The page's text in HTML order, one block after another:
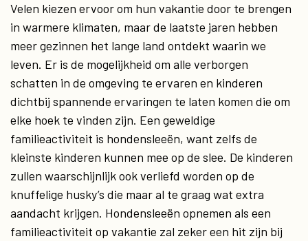
Velen kiezen ervoor om hun vakantie door te brengen
in warmere klimaten, maar de laatste jaren hebben
meer gezinnen het lange land ontdekt waarin we
leven. Er is de mogelijkheid om alle verborgen
schatten in de omgeving te ervaren en kinderen
dichtbij spannende ervaringen te laten komen die om
elke hoek te vinden zijn. Een geweldige
familieactiviteit is hondensleeën, want zelfs de
kleinste kinderen kunnen mee op de slee. De kinderen
zullen waarschijnlijk ook verliefd worden op de
knuffelige husky’s die maar al te graag wat extra
aandacht krijgen. Hondensleeën opnemen als een
familieactiviteit op vakantie zal zeker een hit zijn bij